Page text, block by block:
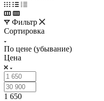
Фильтр
Сортировка
По цене (убывание)
Цена
1 650